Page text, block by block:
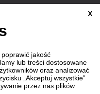
X
jakość
lub treści dostosowane
oraz analizować
„Akceptuj wszystkie”
przez nas plików